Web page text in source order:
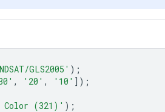
GLS2005' );
, '20' , '10' ]);
Color (321)' );